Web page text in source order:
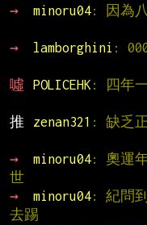
→
minoru04: 因為
→
lamborghini :
噓
POLICEHK : 四年
推
zenan321 : 缺乏
→
minoru04: 奧運
世
→
minoru04: 紀問
去踢